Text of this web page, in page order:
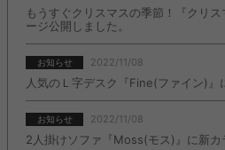
もうすぐクリスマスの季節！『クリ
ージ公開しました。
お知らせ 2022/11/08
人気のＬ字デスク『Fine(ファイン)』
お知らせ 2022/11/08
2人掛けソファ『Moss(モス)』に新カ